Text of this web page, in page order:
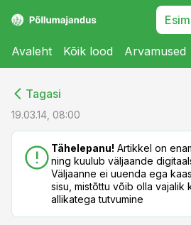
Avaleht Kõik lood Arvamused
Tagasi
19.03.14, 08:00
Tähelepanu! Artikkel on
ning kuulub väljaande
Väljaanne ei uuenda ega
sisu, mistõttu võib olla vajalik
allikatega tutvumine